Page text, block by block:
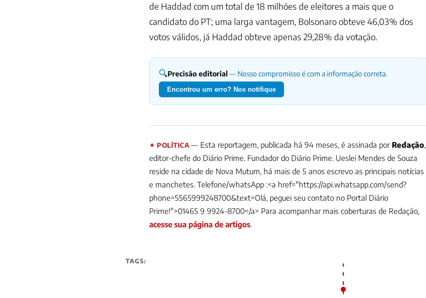
de Haddad com um total de 18 milhões de eleitores a mais que o
candidato do PT; uma larga vantagem, Bolsonaro obteve 46,03% dos
votos válidos, já Haddad obteve apenas 29,28% da votação.
🔍Precisão editorial — Nosso compromisso é com a informação correta.
Encontrou um erro? Nos notifique
✦ POLÍTICA — Esta reportagem, publicada há 94 meses, é assinada por Redação,
editor-chefe do Diário Prime. Fundador do Diário Prime. Ueslei Mendes de Souza
reside na cidade de Nova Mutum, há mais de 5 anos escrevo as principais notícias
e manchetes. Telefone/whatsApp :<a href="https://api.whatsapp.com/send?
phone=5565999248700&text=Olá, peguei seu contato no Portal Diário
Prime!">01465 9 9924-8700</a> Para acompanhar mais coberturas de Redação,
acesse sua página de artigos.
TAGS: